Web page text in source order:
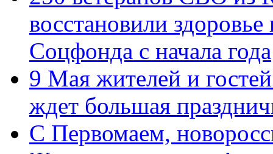
восстановили
Соцфонда с начала года
9 Мая жителей и
ждет большая
C Первомаем,